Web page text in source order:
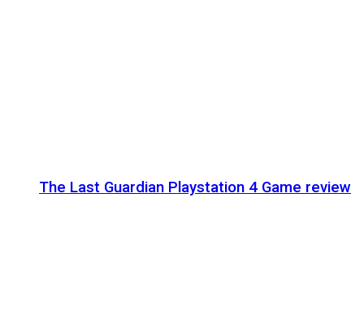
The Last Guardian Playstation 4 Game review